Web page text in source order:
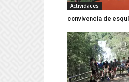
Actividades
convivencia de esquí